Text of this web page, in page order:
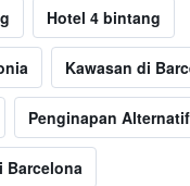
Hotel 4 bintang
Kawasan di
Penginapan Alternatif
Barcelona